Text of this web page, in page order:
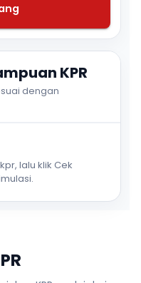
KPR
dengan
lalu klik Cek